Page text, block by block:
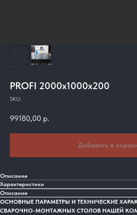
PROFI 2000x1000x200
SKU:
99180,00 р.
Добавить в
Описание
Характеристики
Описание
ОСНОВНЫЕ ПАРАМЕТРЫ И ТЕХНИЧЕСКИЕ
СВАРОЧНО-МОНТАЖНЫХ СТОЛОВ НАШЕЙ